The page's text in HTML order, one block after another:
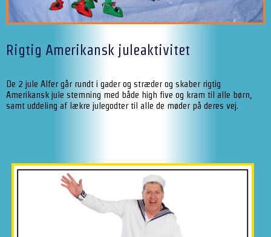
Rigtig Amerikansk juleaktivitet
De 2 jule Alfer går rundt i gader og stræder og skaber rigtig
Amerikansk jule stemning med både high five og kram til alle børn,
samt uddeling af lækre julegodter til alle de møder på deres vej.